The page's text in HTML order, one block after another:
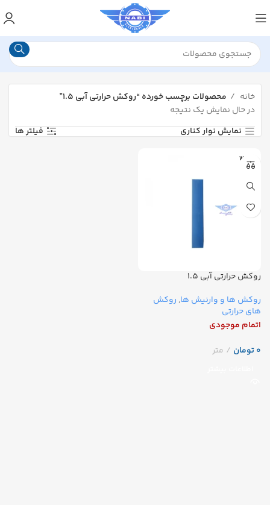
خانه
محصولات برچسب خورده “روکش حرارتی آبی ۱.۵”
در حال نمایش یک نتیجه
نمایش نوار کناری
فیلتر ها
WOER
روکش حرارتی آبی ۱.۵
روکش ها و وارنیش ها, روکش
های حرارتی
اتمام موجودی
تومان